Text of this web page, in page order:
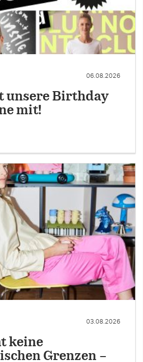
06.08.2026
unsere Birthday
mit!
03.08.2026
keine
Grenzen –